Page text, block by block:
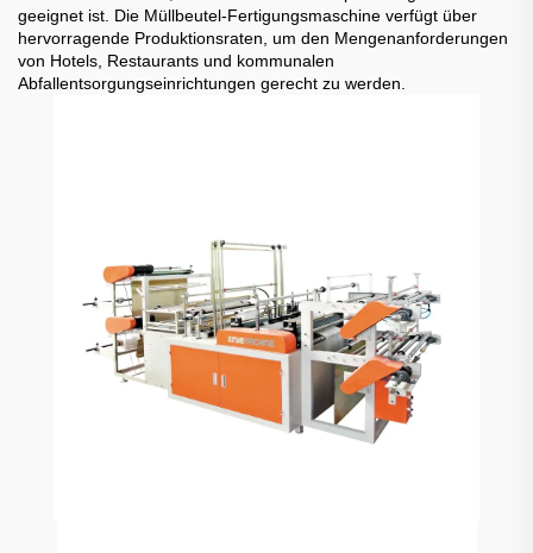
geeignet ist. Die Müllbeutel-Fertigungsmaschine verfügt über
hervorragende Produktionsraten, um den Mengenanforderungen
von Hotels, Restaurants und kommunalen
Abfallentsorgungseinrichtungen gerecht zu werden.